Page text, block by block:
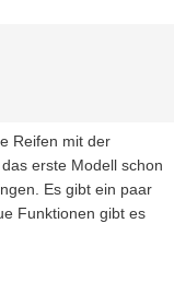
Reifen mit der
erste Modell schon
Es gibt ein paar
Funktionen gibt es